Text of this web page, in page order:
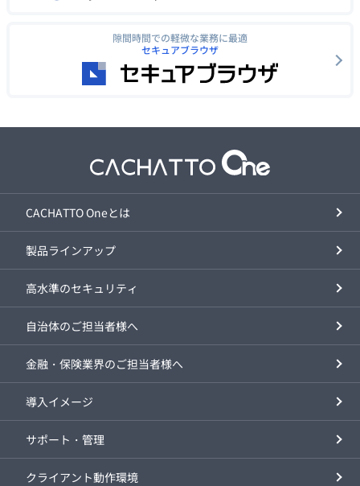
隙間時間での軽微な業務に最適
セキュアブラウザ
CACHATTO Oneとは
製品ラインアップ
高水準のセキュリティ
自治体のご担当者様へ
金融・保険業界のご担当者様へ
導入イメージ
サポート・管理
クライアント動作環境